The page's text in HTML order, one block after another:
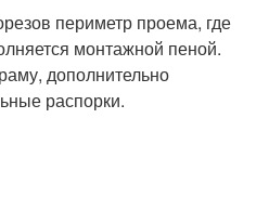
периметр проема, где
монтажной пеной.
дополнительно
распорки.